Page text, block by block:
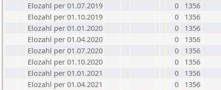
Elozahl per 01.07.2019
0
1356
Elozahl per 01.10.2019
0
1356
Elozahl per 01.01.2020
0
1356
Elozahl per 01.04.2020
0
1356
Elozahl per 01.07.2020
0
1356
Elozahl per 01.10.2020
0
1356
Elozahl per 01.01.2021
0
1356
Elozahl per 01.04.2021
0
1356